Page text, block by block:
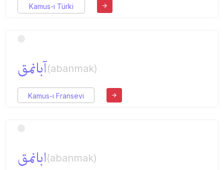
Kamus-ı Türki
آبانمق(abanmak)
Kamus-ı Fransevi
ابانمق(abanmak)